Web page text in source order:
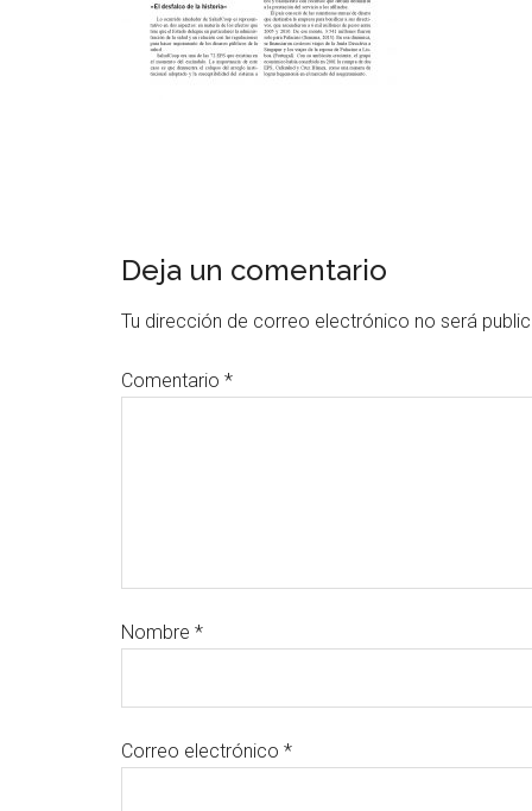
Deja un comentario
Tu dirección de correo electrónico no será
Comentario *
Nombre *
Correo electrónico *